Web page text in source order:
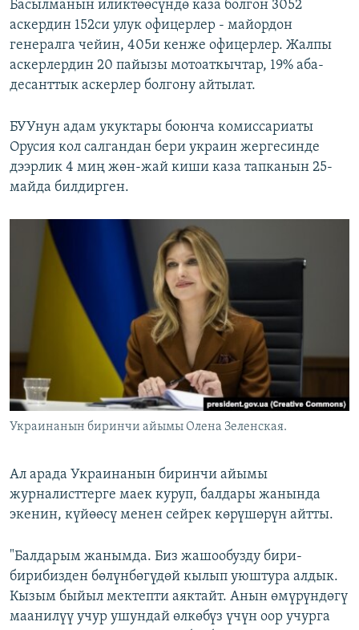
Басылманын иликтөөсүндө каза болгон 3052
аскердин 152си улук офицерлер - майордон
генералга чейин, 405и кенже офицерлер. Жалпы
аскерлердин 20 пайызы мотоаткычтар, 19% аба-
десанттык аскерлер болгону айтылат.
БУУнун адам укуктары боюнча комиссариаты
Орусия кол салгандан бери украин жергесинде
дээрлик 4 миң жөн-жай киши каза тапканын 25-
майда билдирген.
Украинанын биринчи айымы Олена Зеленская.
Ал арада Украинанын биринчи айымы
журналисттерге маек куруп, балдары жанында
экенин, күйөөсү менен сейрек көрүшөрүн айтты.
"Балдарым жанымда. Биз жашообузду бири-
бирибизден бөлүнбөгүдөй кылып уюштура алдык.
Кызым быйыл мектепти аяктайт. Анын өмүрүндөгү
маанилүү учур ушундай өлкөбүз үчүн оор учурга